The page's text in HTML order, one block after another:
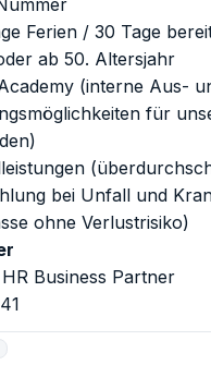
Ferien / 30 Tage
ab 50. Altersjahr
(interne Aus-
für
bei Unfall und
ohne Verlustrisiko)
Business Partner